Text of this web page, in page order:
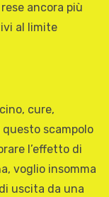
ancora più
al limite
cure,
scampolo
l’effetto di
voglio insomma
uscita da una